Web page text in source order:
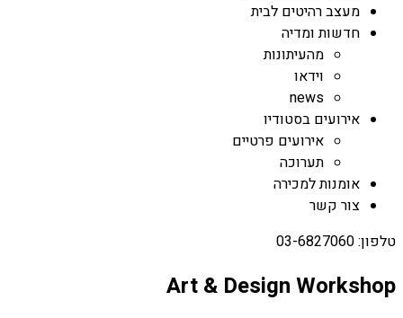
מעצב רהיטים לבית
חדשות ומדיה
מהעיתונות
וידאו
news
אירועים בסטודיו
אירועים פרטיים
תערוכה
אומנות למכירה
צור קשר
טלפון: 03-6827060
Art & Design Workshop